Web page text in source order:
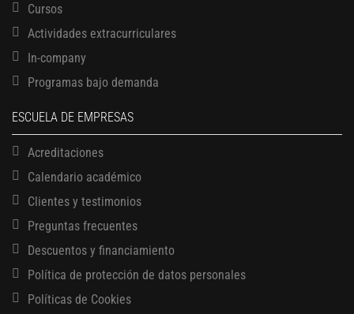
Cursos
Actividades extracurriculares
In-company
Programas bajo demanda
ESCUELA DE EMPRESAS
Acreditaciones
Calendario académico
Clientes y testimonios
Preguntas frecuentes
Descuentos y financiamiento
Política de protección de datos personales
Políticas de Cookies
13 AGOSTO, 2026